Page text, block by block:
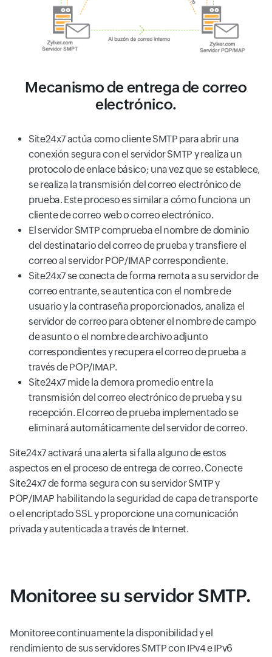
Mecanismo de entrega de correo
electrónico.
Site24x7 actúa como cliente SMTP para abrir una
conexión segura con el servidor SMTP y realiza un
protocolo de enlace básico; una vez que se establece,
se realiza la transmisión del correo electrónico de
prueba. Este proceso es similar a cómo funciona un
cliente de correo web o correo electrónico.
El servidor SMTP comprueba el nombre de dominio
del destinatario del correo de prueba y transfiere el
correo al servidor POP/IMAP correspondiente.
Site24x7 se conecta de forma remota a su servidor de
correo entrante, se autentica con el nombre de
usuario y la contraseña proporcionados, analiza el
servidor de correo para obtener el nombre de campo
de asunto o el nombre de archivo adjunto
correspondientes y recupera el correo de prueba a
través de POP/IMAP.
Site24x7 mide la demora promedio entre la
transmisión del correo electrónico de prueba y su
recepción. El correo de prueba implementado se
eliminará automáticamente del servidor de correo.
Site24x7 activará una alerta si falla alguno de estos
aspectos en el proceso de entrega de correo. Conecte
Site24x7 de forma segura con su servidor SMTP y
POP/IMAP habilitando la seguridad de capa de transporte
o el encriptado SSL y proporcione una comunicación
privada y autenticada a través de Internet.
Monitoree su servidor SMTP.
Monitoree continuamente la disponibilidad y el
rendimiento de sus servidores SMTP con IPv4 e IPv6